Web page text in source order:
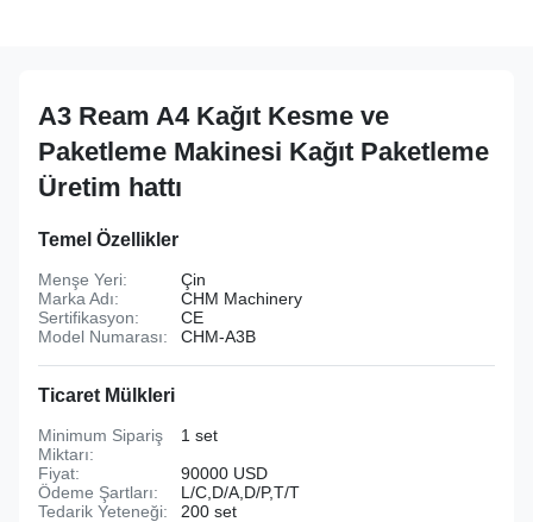
A3 Ream A4 Kağıt Kesme ve
Paketleme Makinesi Kağıt Paketleme
Üretim hattı
Temel Özellikler
Menşe Yeri:
Çin
Marka Adı:
CHM Machinery
Sertifikasyon:
CE
Model Numarası:
CHM-A3B
Ticaret Mülkleri
Minimum Sipariş
Miktarı:
1 set
Fiyat:
90000 USD
Ödeme Şartları:
L/C,D/A,D/P,T/T
Tedarik Yeteneği:
200 set